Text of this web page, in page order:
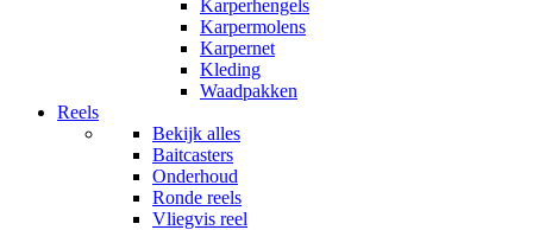
Karperhengels
Karpermolens
Karpernet
Kleding
Waadpakken
Reels
Bekijk alles
Baitcasters
Onderhoud
Ronde reels
Vliegvis reel